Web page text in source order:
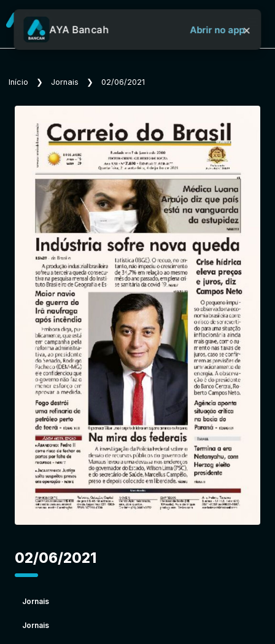
Sobre o Aya Bancah
Início
Revistas
Jornais
Notícias
Entrar
AYA Bancah Abrir no app×
Início ❯ Jornais ❯ 02/06/2021
02/06/2021
Jornais
Jornais